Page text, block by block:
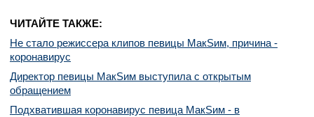
ЧИТАЙТЕ ТАКЖЕ:
Не стало режиссера клипов певицы МакSим, причина -
коронавирус
Директор певицы МакSим выступила с открытым
обращением
Подхватившая коронавирус певица МакSим - в